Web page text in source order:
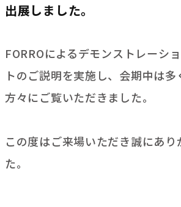
出展しました。
FORROによるデモンストレーシ
トのご説明を実施し、会期中は多
方々にご覧いただきました。
この度はご来場いただき誠にあ
た。